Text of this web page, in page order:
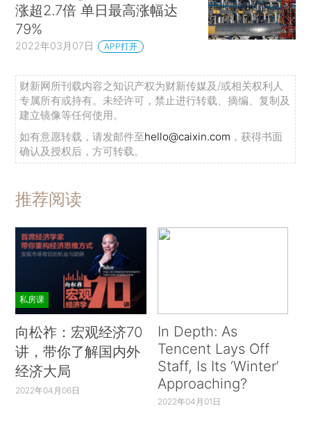
涨超2.7倍 单日最高涨幅达
79%
2022年03月07日 APP打开
财新网所刊载内容之知识产权为财新传媒及/或相关权利人
专属所有或持有。未经许可，禁止进行转载、摘编、复制及
建立镜像等任何使用。
如有意愿转载，请发邮件至hello@caixin.com ，获得书面
确认及授权后，方可转载。
推荐阅读
私房课
向松祚：宏观经济70
讲，带你了解国内外
经济大局
2022年04月06日
In Depth: As
Tencent Lays Off
Staff, Is Its ‘Winter’
Approaching?
2022年04月01日